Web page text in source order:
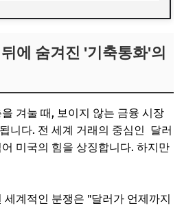
에 숨겨진 '기축통화'의
겨눌 때, 보이지 않는 금융 시장
니다. 전 세계 거래의 중심인 달러
미국의 힘을 상징합니다. 하지만
세계적인 분쟁은 "달러가 언제까지